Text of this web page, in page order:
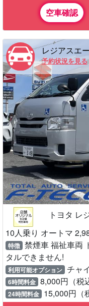
空車確認
レジアスエ
予約状況を見る
トヨタ レ
10人乗り オートマ
特徴 禁煙車 福祉車両
タルできません!
利用可能オプション チャ
6時間料金 8,000円（税
24時間料金 15,000円（